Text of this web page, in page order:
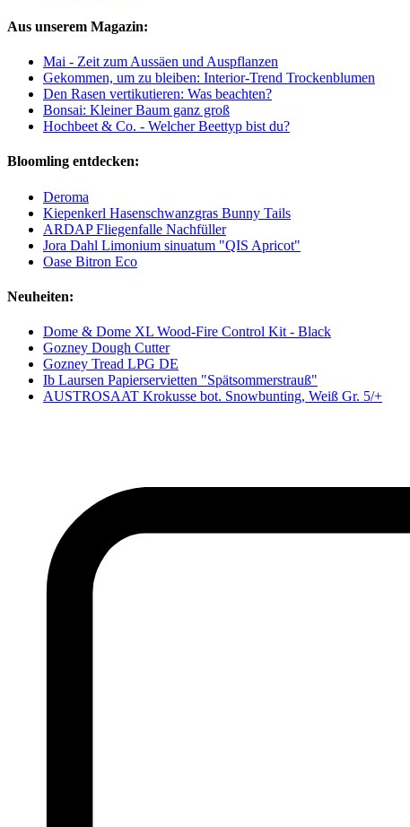
Aus unserem Magazin:
Mai - Zeit zum Aussäen und Auspflanzen
Gekommen, um zu bleiben: Interior-Trend Trockenblumen
Den Rasen vertikutieren: Was beachten?
Bonsai: Kleiner Baum ganz groß
Hochbeet & Co. - Welcher Beettyp bist du?
Bloomling entdecken:
Deroma
Kiepenkerl Hasenschwanzgras Bunny Tails
ARDAP Fliegenfalle Nachfüller
Jora Dahl Limonium sinuatum "QIS Apricot"
Oase Bitron Eco
Neuheiten:
Dome & Dome XL Wood-Fire Control Kit - Black
Gozney Dough Cutter
Gozney Tread LPG DE
Ib Laursen Papierservietten "Spätsommerstrauß"
AUSTROSAAT Krokusse bot. Snowbunting, Weiß Gr. 5/+